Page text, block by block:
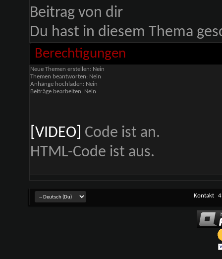
Du hast in diesem Thema
Berechtigungen
Neue Themen erstellen: Nein
Themen beantworten: Nein
Anhänge hochladen: Nein
Beiträge bearbeiten: Nein
[VIDEO] Code ist an.
HTML-Code ist aus.
Kontakt